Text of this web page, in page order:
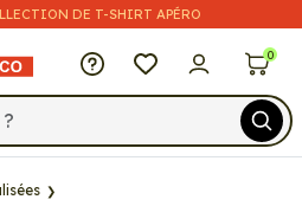
DE T-SHIRT APÉRO
MPA Déco 0